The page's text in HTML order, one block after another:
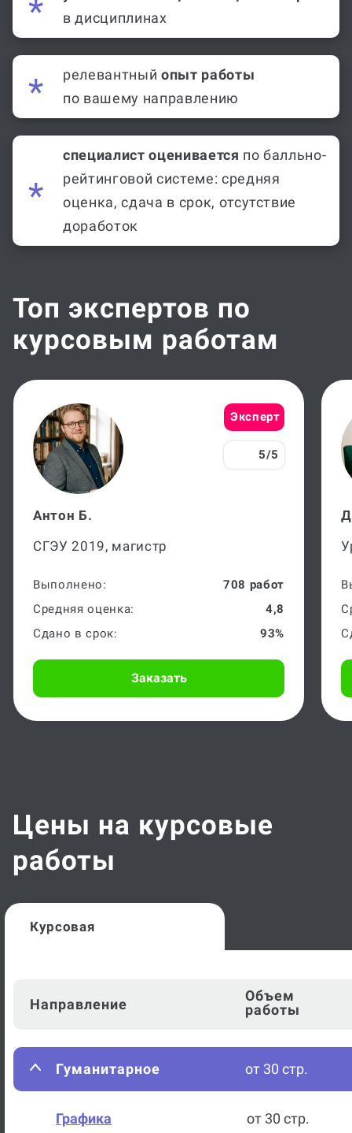
в дисциплинах
релевантный опыт работы
по вашему направлению
специалист оценивается по балльно-
рейтинговой системе: средняя
оценка, сдача в срок, отсутствие
доработок
Топ экспертов по
курсовым работам
Эксперт
5/5
Антон Б.
СГЭУ 2019, магистр
Выполнено:
708 работ
Средняя оценка:
4,8
Сдано в срок:
93%
Заказать
Цены на курсовые
работы
Курсовая
Направление
Объем
работы
Гуманитарное от 30 стр.
Графика от 30 стр.